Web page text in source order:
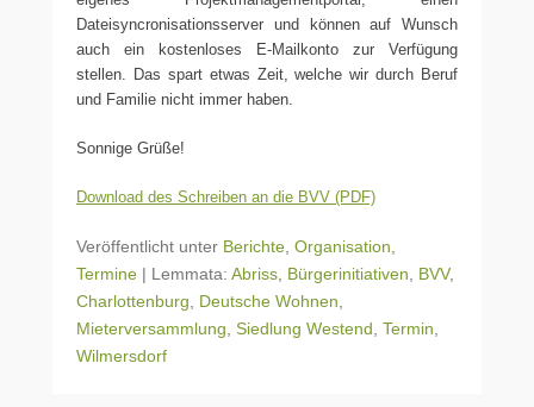
Dateisyncronisationsserver und können auf Wunsch
auch ein kostenloses E-Mailkonto zur Verfügung
stellen. Das spart etwas Zeit, welche wir durch Beruf
und Familie nicht immer haben.
Sonnige Grüße!
Download des Schreiben an die BVV (PDF)
Veröffentlicht unter Berichte Organisation
Termine | Lemmata: Abriss Bürgerinitiativen BVV,
Charlottenburg
Deutsche Wohnen
Mieterversammlung Siedlung Westend Termin
Wilmersdorf